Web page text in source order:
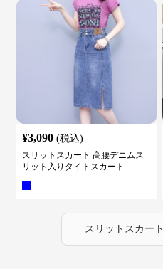
¥3,090 (税込)
スリットスカート 高腰デニムス
リット入りタイトスカート
スリットスカート